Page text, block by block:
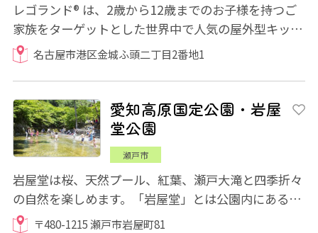
レゴランド® は、2歳から12歳までのお子様を持つご
家族をターゲットとした世界中で人気の屋外型キッズ
テーマパークです。 2017年4月1日に名古...
名古屋市港区金城ふ頭二丁目2番地1
愛知高原国定公園・岩屋
堂公園
瀬戸市
岩屋堂は桜、天然プール、紅葉、瀬戸大滝と四季折々
の自然を楽しめます。「岩屋堂」とは公園内にある名
僧行基に由来する天然石の祠のことで、東海...
〒480-1215 瀬戸市岩屋町81